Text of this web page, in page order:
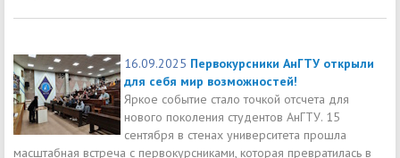
16.09.2025 Первокурсники АнГТУ открыли
для себя мир возможностей!
Яркое событие стало точкой отсчета для
нового поколения студентов АнГТУ. 15
сентября в стенах университета прошла
масштабная встреча с первокурсниками, которая превратилась в